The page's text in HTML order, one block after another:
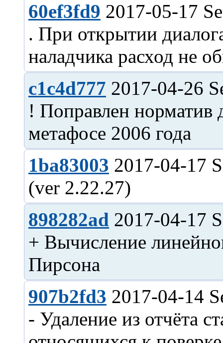
60ef3fd9 2017-05-17
. При открытии
c1c4d777 2017-04-26
! Поправлен
1ba83003 2017-04-17
898282ad 2017-04-17
+ Вычисление
907b2fd3 2017-04-14
- Удаление из отчёта